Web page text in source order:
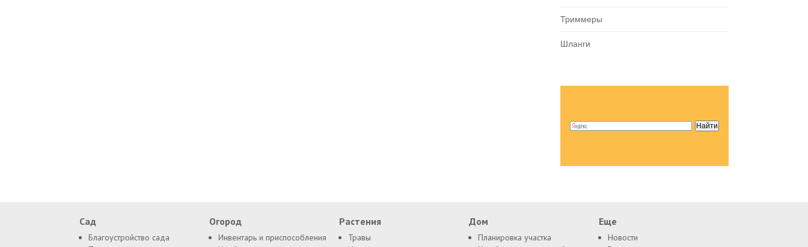
Триммеры
Шланги
Сад
Благоустройство сада
Огород
Инвентарь и приспособления
Растения
Травы
Дом
Планировка участка
Еще
Новости